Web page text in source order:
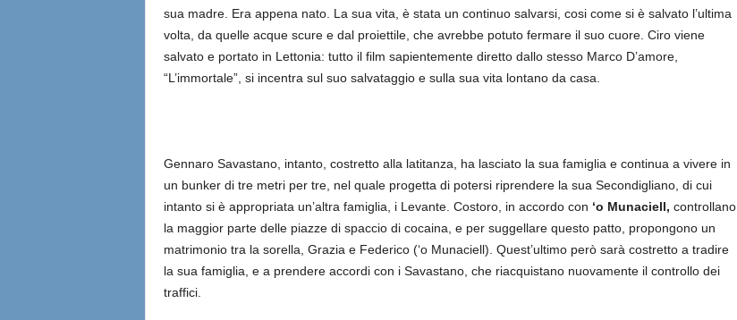
sua madre. Era appena nato. La sua vita, è stata un continuo salvarsi, cosi come si è salvato l’ultima
volta, da quelle acque scure e dal proiettile, che avrebbe potuto fermare il suo cuore. Ciro viene
salvato e portato in Lettonia: tutto il film sapientemente diretto dallo stesso Marco D’amore,
“L’immortale”, si incentra sul suo salvataggio e sulla sua vita lontano da casa.
Gennaro Savastano, intanto, costretto alla latitanza, ha lasciato la sua famiglia e continua a vivere in
un bunker di tre metri per tre, nel quale progetta di potersi riprendere la sua Secondigliano, di cui
intanto si è appropriata un’altra famiglia, i Levante. Costoro, in accordo con ‘o Munaciell, controllano
la maggior parte delle piazze di spaccio di cocaina, e per suggellare questo patto, propongono un
matrimonio tra la sorella, Grazia e Federico (‘o Munaciell). Quest’ultimo però sarà costretto a tradire
la sua famiglia, e a prendere accordi con i Savastano, che riacquistano nuovamente il controllo dei
traffici.